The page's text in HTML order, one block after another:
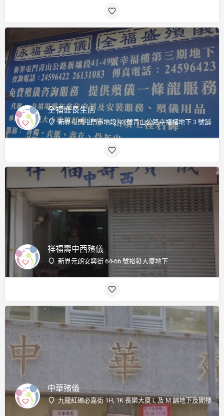
全福盛長生店
新界屯門屯門市地段 93 號青山公路幸福樓地下 3 號舖
祥福壽中西殯儀
新界元朗安興街 64-66 號裕發大廈地下
中華殯儀
九龍紅磡必嘉街 1H, 1K 長樂大廈 L 及 M 舖地下及閣樓